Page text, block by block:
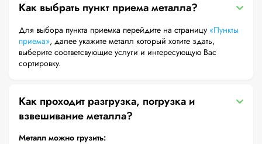
Как выбрать пункт приема металла?
Для выбора пункта приемка перейдите на страницу «Пункты
приема», далее укажите металл который хотите здать,
выберите соответсвующие услуги и интересующую Вас
сортировку.
Как проходит разгрузка, погрузка и
взвешивание металла?
Металл можно грузить: